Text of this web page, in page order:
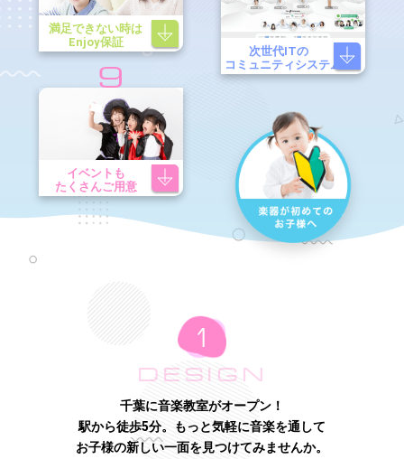
満足できない時は
Enjoy保証
次世代ITの
コミュニティシステム
9
イベントも
たくさんご用意
DESIGN
千葉に音楽教室がオープン！
駅から徒歩5分。もっと気軽に音楽を通して
お子様の新しい一面を見つけてみませんか。